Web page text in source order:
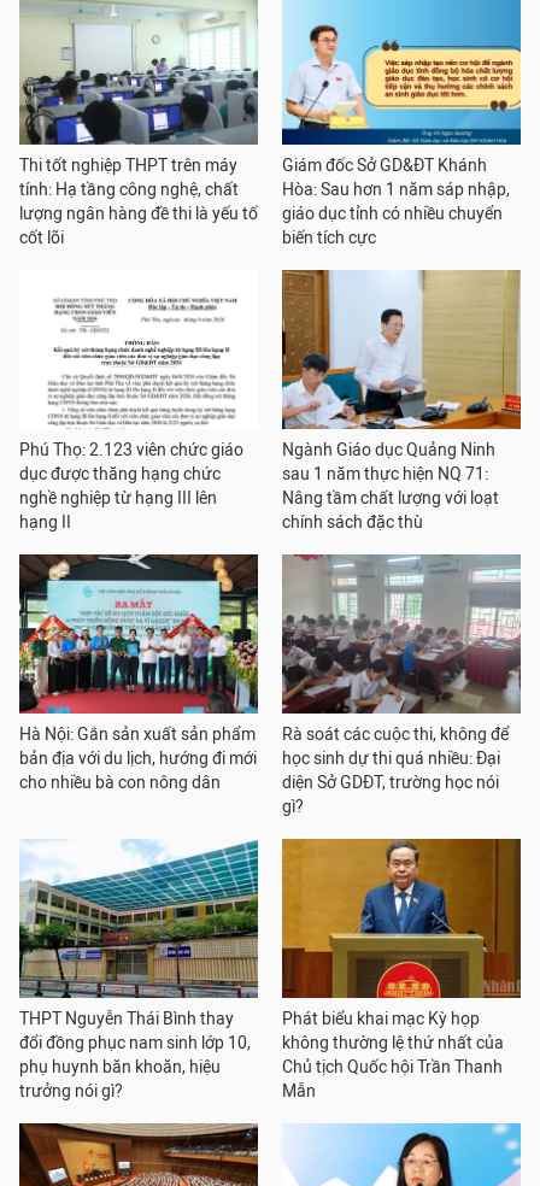
Thi tốt nghiệp THPT trên máy
tính: Hạ tầng công nghệ, chất
lượng ngân hàng đề thi là yếu tố
cốt lõi
Giám đốc Sở GD&ĐT Khánh
Hòa: Sau hơn 1 năm sáp nhập,
giáo dục tỉnh có nhiều chuyển
biến tích cực
Phú Thọ: 2.123 viên chức giáo
dục được thăng hạng chức
nghề nghiệp từ hạng III lên
hạng II
Ngành Giáo dục Quảng Ninh
sau 1 năm thực hiện NQ 71:
Nâng tầm chất lượng với loạt
chính sách đặc thù
Hà Nội: Gắn sản xuất sản phẩm
bản địa với du lịch, hướng đi mới
cho nhiều bà con nông dân
Rà soát các cuộc thi, không để
học sinh dự thi quá nhiều: Đại
diện Sở GDĐT, trường học nói
gì?
THPT Nguyễn Thái Bình thay
đổi đồng phục nam sinh lớp 10,
phụ huynh băn khoăn, hiệu
trưởng nói gì?
Phát biểu khai mạc Kỳ họp
không thường lệ thứ nhất của
Chủ tịch Quốc hội Trần Thanh
Mẫn